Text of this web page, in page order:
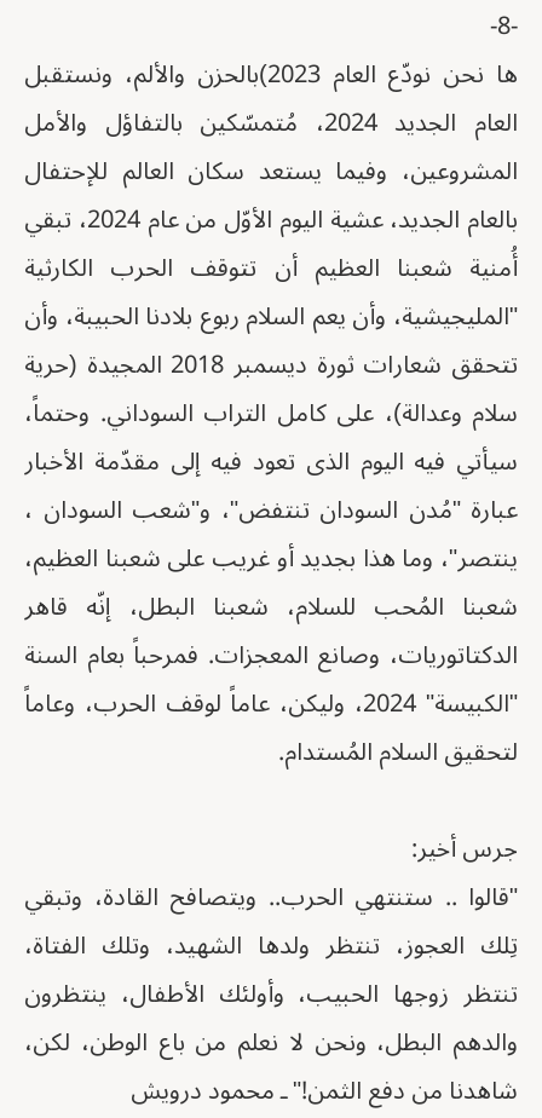
-8-
ها نحن نودّع العام 2023)بالحزن والألم، ونستقبل
العام الجديد 2024، مُتمسّكين بالتفاؤل والأمل
المشروعين، وفيما يستعد سكان العالم للإحتفال
بالعام الجديد، عشية اليوم الأوّل من عام 2024، تبقي
أُمنية شعبنا العظيم أن تتوقف الحرب الكارثية
"المليجيشية، وأن يعم السلام ربوع بلادنا الحبيبة، وأن
تتحقق شعارات ثورة ديسمبر 2018 المجيدة (حرية
سلام وعدالة)، على كامل التراب السوداني. وحتماً،
سيأتي فيه اليوم الذى تعود فيه إلى مقدّمة الأخبار
عبارة "مُدن السودان تنتفض"، و"شعب السودان ،
ينتصر"، وما هذا بجديد أو غريب على شعبنا العظيم،
شعبنا المُحب للسلام، شعبنا البطل، إنّه قاهر
الدكتاتوريات، وصانع المعجزات. فمرحباً بعام السنة
"الكبيسة" 2024، وليكن، عاماً لوقف الحرب، وعاماً
لتحقيق السلام المُستدام.
جرس أخير:
"قالوا .. ستنتهي الحرب.. ويتصافح القادة، وتبقي
تِلك العجوز، تنتظر ولدها الشهيد، وتلك الفتاة،
تنتظر زوجها الحبيب، وأولئك الأطفال، ينتظرون
والدهم البطل، ونحن لا نعلم من باع الوطن، لكن،
شاهدنا من دفع الثمن!" ـ محمود درويش